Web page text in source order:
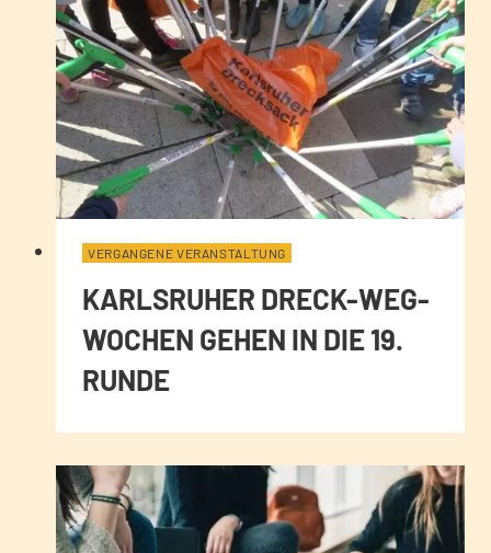
VERGANGENE VERANSTALTUNG
KARLSRUHER DRECK-WEG-
WOCHEN GEHEN IN DIE 19.
RUNDE